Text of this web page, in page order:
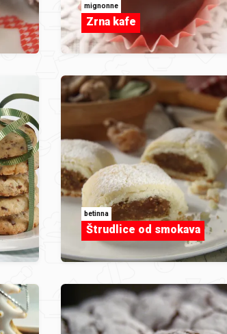
mignonne
Zrna kafe
betinna
Štrudlice od smokava